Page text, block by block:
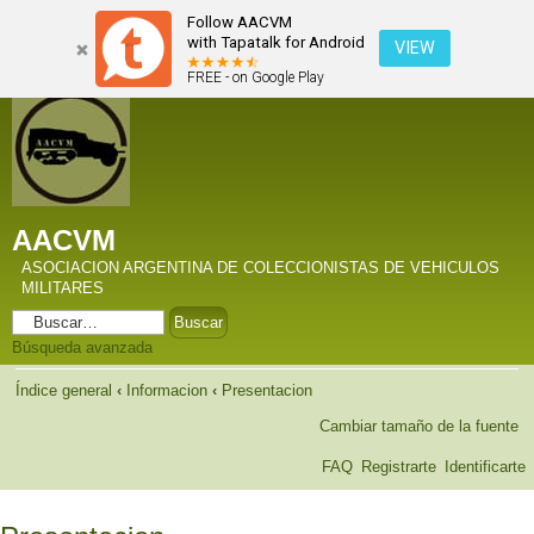
Follow AACVM
with Tapatalk for Android
FREE - on Google Play
VIEW
AACVM
ASOCIACION ARGENTINA DE COLECCIONISTAS DE VEHICULOS
MILITARES
Búsqueda avanzada
Índice general ‹ Informacion ‹ Presentacion
Cambiar tamaño de la fuente
FAQ Registrarte Identificarte